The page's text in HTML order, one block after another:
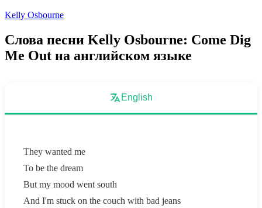
Kelly Osbourne
Слова песни Kelly Osbourne: Come Dig
Me Out на английском языке
English
They wanted me
To be the dream
But my mood went south
And I'm stuck on the couch with bad jeans